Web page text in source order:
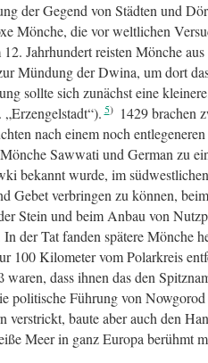
der Gegend von Städten und
Mönche, die vor weltlichen
Jahrhundert reisten Mönche
Mündung der Dwina, um dort
sollte sich zunächst eine
5
1429 brachen
nach einem noch
Sawwati und German zu
bekannt wurde, im
Gebet verbringen zu können,
Stein und beim Anbau von
der Tat fanden spätere Mönche
100 Kilometer vom Polarkreis
waren, dass ihnen das den
politische Führung von
verstrickt, baute aber auch den
Meer in ganz Europa berühmt